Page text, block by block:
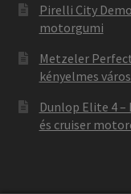
Pirelli City
motorgumi
Metzeler
kényelmes
Dunlop Elite 4
és cruiser